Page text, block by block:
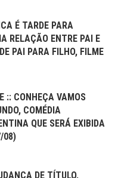
É TARDE PARA
RELAÇÃO ENTRE PAI E
PAI PARA FILHO, FILME
:: CONHEÇA VAMOS
COMÉDIA
QUE SERÁ EXIBIDA
08)
DE TÍTULO,